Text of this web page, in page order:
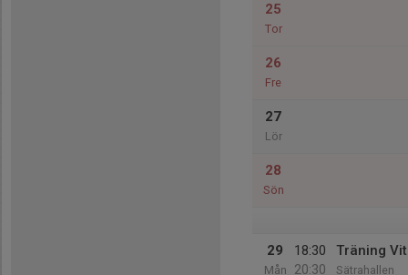
25
Tor
26
Fre
27
Lör
28
Sön
29
Mån
18:30
20:30
Träning
Sätrahallen